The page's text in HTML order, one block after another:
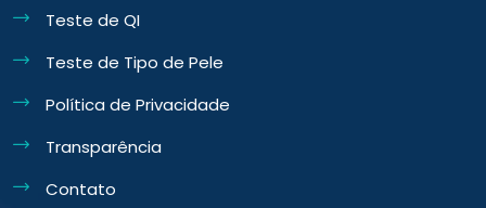
Teste de QI
Teste de Tipo de Pele
Política de Privacidade
Transparência
Contato